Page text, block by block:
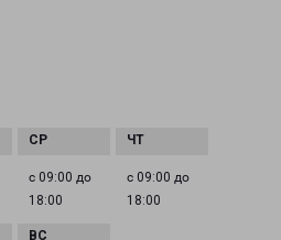
с 09:00 до
18:00
с 09:00 до
18:00